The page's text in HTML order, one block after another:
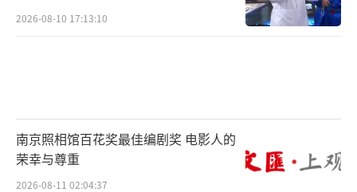
2026-08-10 17:13:10
南京照相馆百花奖最佳编剧奖 电影人的
荣幸与尊重
2026-08-11 02:04:37